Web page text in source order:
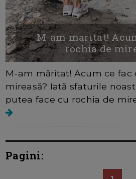
M-am maritat!
rochia de
M-am măritat! Acum ce fac
mireasă? Iată sfaturile
putea face cu rochia de
Pagini: